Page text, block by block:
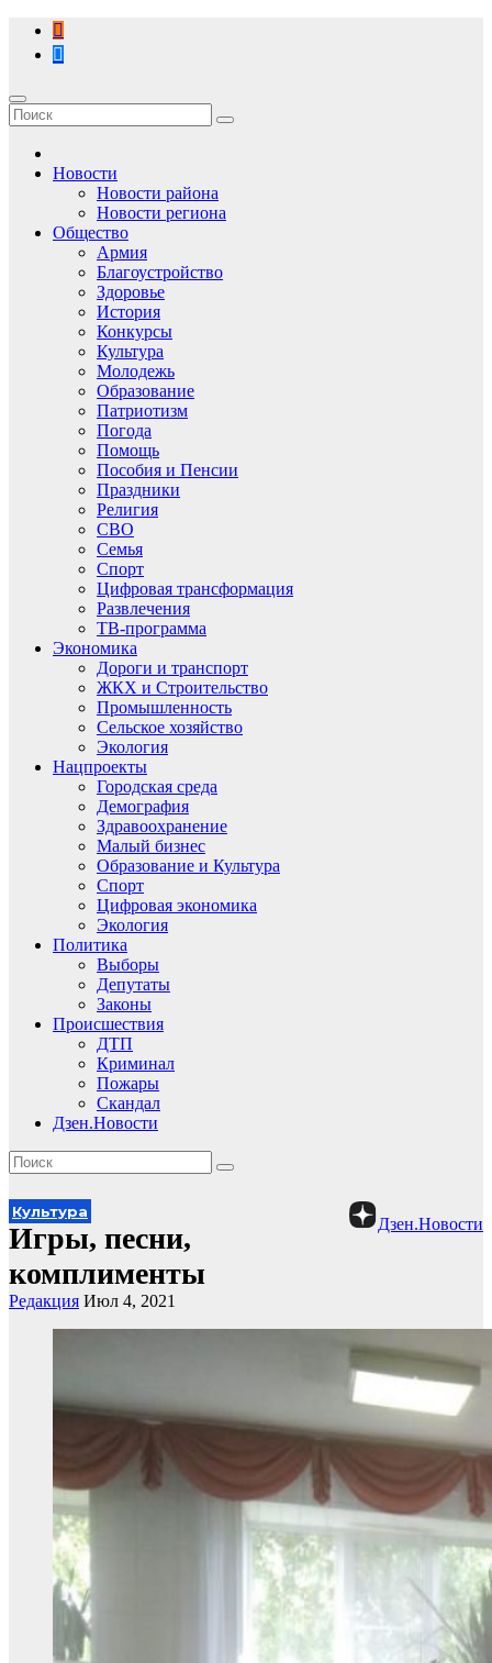
Перейти
содержимому
Новости
Новости района
Новости региона
Общество
Армия
Благоустройство
Здоровье
История
Конкурсы
Культура
Молодежь
Образование
Патриотизм
Погода
Помощь
Пособия и Пенсии
Праздники
Религия
СВО
Семья
Спорт
Цифровая трансформация
Развлечения
ТВ-программа
Экономика
Дороги и транспорт
ЖКХ и Строительство
Промышленность
Сельское хозяйство
Экология
Нацпроекты
Городская среда
Демография
Здравоохранение
Малый бизнес
Образование и Культура
Спорт
Цифровая экономика
Экология
Политика
Выборы
Депутаты
Законы
Происшествия
ДТП
Криминал
Пожары
Скандал
Дзен.Новости
Дзен.Новости
Культура
Игры, песни,
комплименты
Редакция Июл 4, 2021